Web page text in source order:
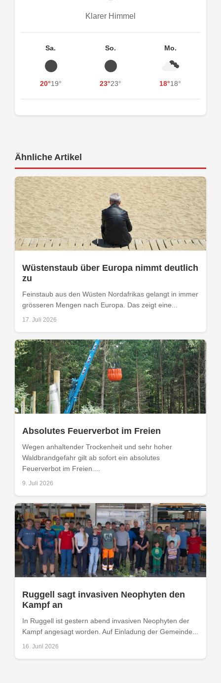
Klarer Himmel
Sa.
20°19°
So.
23°23°
Mo.
18°18°
Ähnliche Artikel
Wüstenstaub über Europa nimmt deutlich
zu
Feinstaub aus den Wüsten Nordafrikas gelangt in immer
grösseren Mengen nach Europa. Das zeigt eine...
17. Juli 2026
Absolutes Feuerverbot im Freien
Wegen anhaltender Trockenheit und sehr hoher
Waldbrandgefahr gilt ab sofort ein absolutes
Feuerverbot im Freien....
9. Juli 2026
Ruggell sagt invasiven Neophyten den
Kampf an
In Ruggell ist gestern abend invasiven Neophyten der
Kampf angesagt worden. Auf Einladung der Gemeinde...
16. Juni 2026